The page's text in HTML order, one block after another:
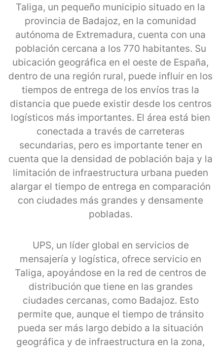
Taliga, un pequeño municipio situado en la
provincia de Badajoz, en la comunidad
autónoma de Extremadura, cuenta con una
población cercana a los 770 habitantes. Su
ubicación geográfica en el oeste de España,
dentro de una región rural, puede influir en los
tiempos de entrega de los envíos tras la
distancia que puede existir desde los centros
logísticos más importantes. El área está bien
conectada a través de carreteras
secundarias, pero es importante tener en
cuenta que la densidad de población baja y la
limitación de infraestructura urbana pueden
alargar el tiempo de entrega en comparación
con ciudades más grandes y densamente
pobladas.
UPS, un líder global en servicios de
mensajería y logística, ofrece servicio en
Taliga, apoyándose en la red de centros de
distribución que tiene en las grandes
ciudades cercanas, como Badajoz. Esto
permite que, aunque el tiempo de tránsito
pueda ser más largo debido a la situación
geográfica y de infraestructura en la zona,